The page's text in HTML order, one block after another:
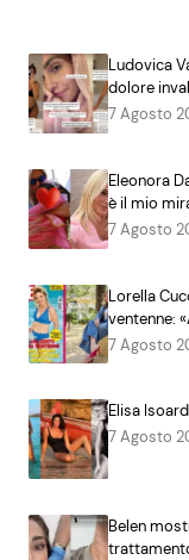
Ludovica
dolore
7 Agosto
Eleonora
è il mio
7 Agosto
Lorella
ventenne:
7 Agosto
Elisa
7 Agosto
Belen